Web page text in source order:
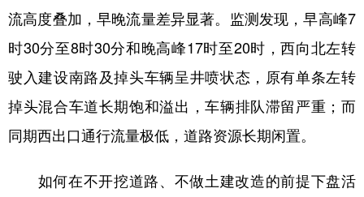
流高度叠加，早晚流量差异显著。监测发现，早高峰7
时30分至8时30分和晚高峰17时至20时，西向北左转
驶入建设南路及掉头车辆呈井喷状态，原有单条左转
掉头混合车道长期饱和溢出，车辆排队滞留严重；而
同期西出口通行流量极低，道路资源长期闲置。
如何在不开挖道路、不做土建改造的前提下盘活